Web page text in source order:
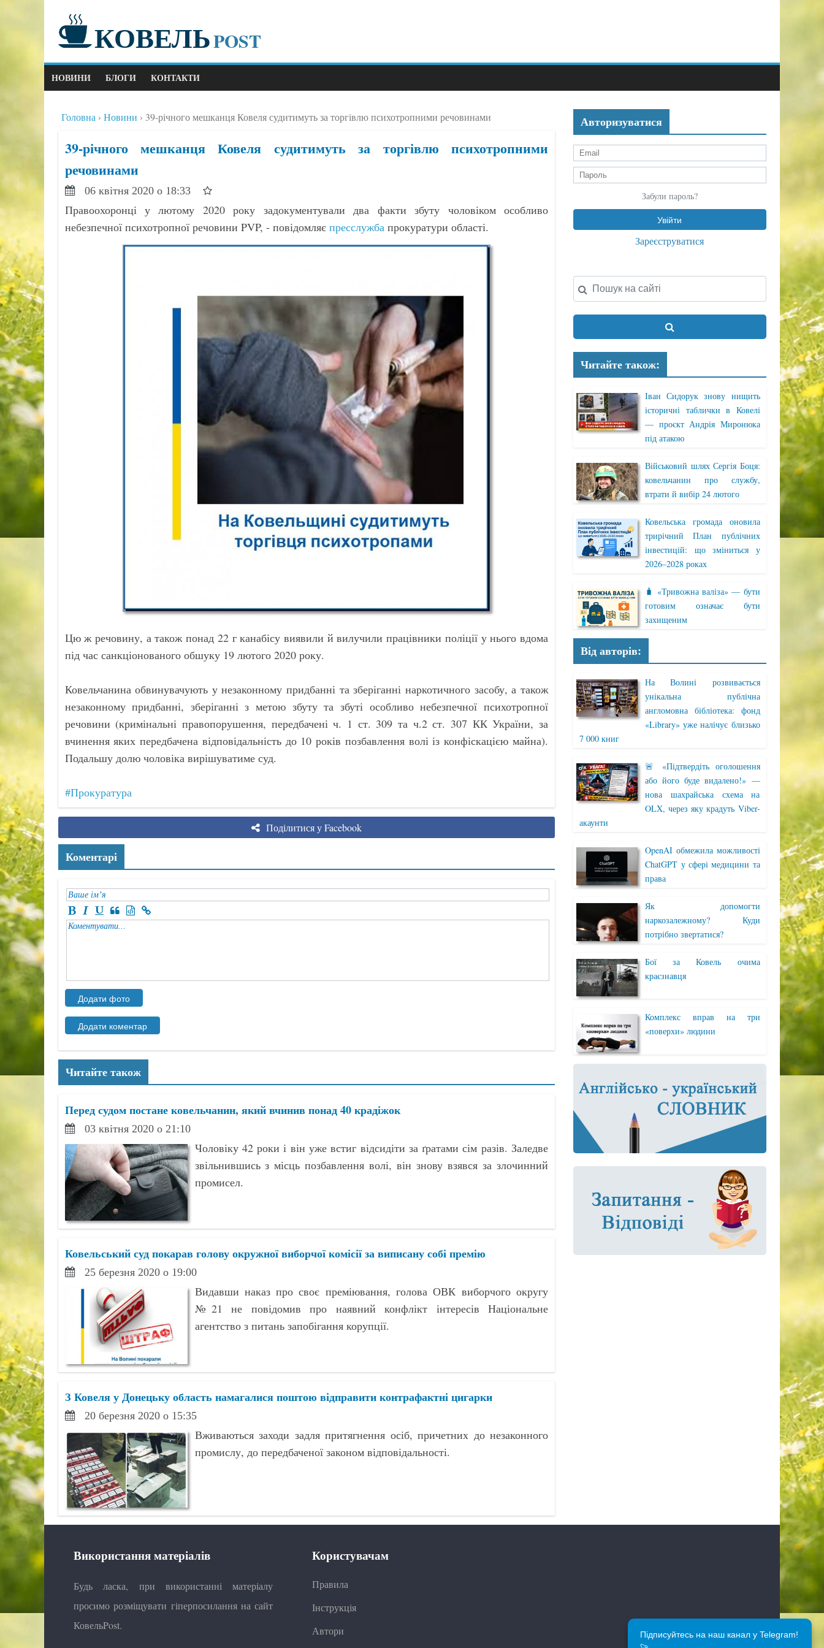
КОВЕЛЬPOST
НОВИНИ БЛОГИ КОНТАКТИ
Головна Новини 39-річного мешканця Ковеля судитимуть за торгівлю психотропними речовинами
39-річного мешканця Ковеля судитимуть за торгівлю психотропними
речовинами
06 квітня 2020 о 18:33
Правоохоронці у лютому 2020 року задокументували два факти збуту чоловіком особливо
небезпечної психотропної речовини PVP, - повідомляє пресслужбапрокуратури області.
Цю ж речовину, а також понад 22 г канабісу виявили й вилучили працівники поліції у нього вдома
під час санкціонованого обшуку 19 лютого 2020 року.
Ковельчанина обвинувачують у незаконному придбанні та зберіганні наркотичного засобу, а також
незаконному придбанні, зберіганні з метою збуту та збуті особливо небезпечної психотропної
речовини (кримінальні правопорушення, передбачені ч. 1 ст. 309 та ч.2 ст. 307 КК України, за
вчинення яких передбачена відповідальність до 10 років позбавлення волі із конфіскацією майна).
Подальшу долю чоловіка вирішуватиме суд.
#Прокуратура
Поділитися у Facebook
Коментарі
Читайте також
Перед судом постане ковельчанин, який вчинив понад 40 крадіжок
03 квітня 2020 о 21:10
Чоловіку 42 роки і він уже встиг відсидіти за ґратами сім разів. Заледве
звільнившись з місць позбавлення волі, він знову взявся за злочинний
промисел.
Ковельський суд покарав голову окружної виборчої комісії за виписану собі премію
25 березня 2020 о 19:00
Видавши наказ про своє преміювання, голова ОВК виборчого округу
№21 не повідомив про наявний конфлікт інтересів Національне
агентство з питань запобігання корупції.
З Ковеля у Донецьку область намагалися поштою відправити контрафактні цигарки
20 березня 2020 о 15:35
Вживаються заходи задля притягнення осіб, причетних до незаконного
промислу, до передбаченої законом відповідальності.
Авторизуватися
Забули пароль?
Зареєструватися
Читайте також:
Іван Сидорук знову нищить
історичні таблички в Ковелі
— проєкт Андрія Миронюка
під атакою
Військовий шлях Сергія Боця:
ковельчанин про службу,
втрати й вибір 24 лютого
Ковельська громада оновила
трирічний План публічних
інвестицій: що зміниться у
2026–2028 роках
🧳 «Тривожна валіза» — бути
готовим означає бути
захищеним
Від авторів:
На Волині розвивається
унікальна публічна
англомовна бібліотека: фонд
«Library» уже налічує близько
7 000 книг
🚨 «Підтвердіть оголошення
або його буде видалено!» —
нова шахрайська схема на
OLX, через яку крадуть Viber-
акаунти
OpenAI обмежила можливості
ChatGPT у сфері медицини та
права
Як допомогти
наркозалежному? Куди
потрібно звертатися?
Бої за Ковель очима
краєзнавця
Комплекс вправ на три
«поверхи» людини
Використання матеріалів
Будь ласка, при використанні матеріалу
просимо розміщувати гіперпосилання на сайт
КовельPost.
Користувачам
Правила
Інструкція
Автори
Підписуйтесь на наш канал у Telegram!